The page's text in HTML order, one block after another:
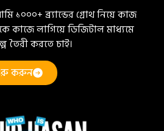
১০০০+ ব্র্যান্ডের গ্রোথ নিয়ে কাজ
কাজে লাগিয়ে ডিজিটাল মাধ্যমে
করতে চাই।
করুন